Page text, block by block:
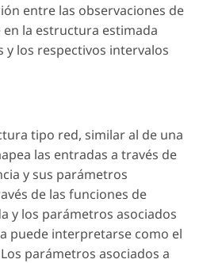
entre las observaciones de
en la estructura estimada
y los respectivos intervalos
tipo red, similar al de una
las entradas a través de
y sus parámetros
de las funciones de
y los parámetros asociados
puede interpretarse como el
parámetros asociados a